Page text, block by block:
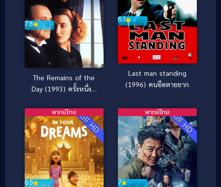
7.8
The Remains of the
Day (1993) ครั้งหนึ่งที่
6.1
Last man standing
(1996) คนอึดตายยาก
Full HD
6.5
พากย์ไทย Full HD
7
พากย์ไทย